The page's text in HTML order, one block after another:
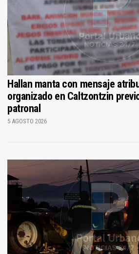
Hallan manta con mensaje
organizado en Caltzontzin
patronal
5 AGOSTO 2026